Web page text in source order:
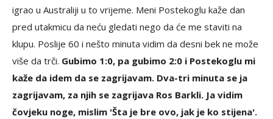
igrao u Australiji u to vrijeme. Meni Postekoglu kaže dan
pred utakmicu da neću gledati nego da će me staviti na
klupu. Poslije 60 i nešto minuta vidim da desni bek ne može
više da trči. Gubimo 1:0, pa gubimo 2:0 i Postekoglu mi
kaže da idem da se zagrijavam. Dva-tri minuta se ja
zagrijavam, za njih se zagrijava Ros Barkli. Ja vidim
čovjeku noge, mislim 'Šta je bre ovo, jak je ko stijena'.